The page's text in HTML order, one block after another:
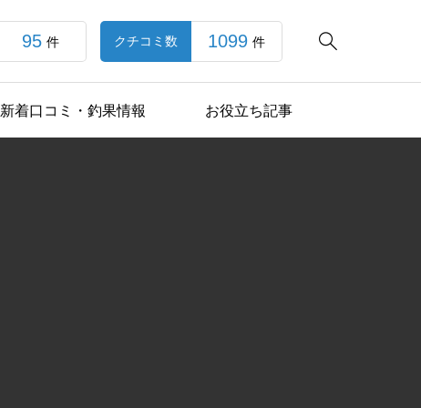

95 件 クチコミ数 1099 件
新着口コミ・釣果情報 お役立ち記事